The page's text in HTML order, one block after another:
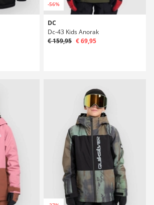
-56%
DC
Dc-43 Kids Anorak
€ 159,95 € 69,95